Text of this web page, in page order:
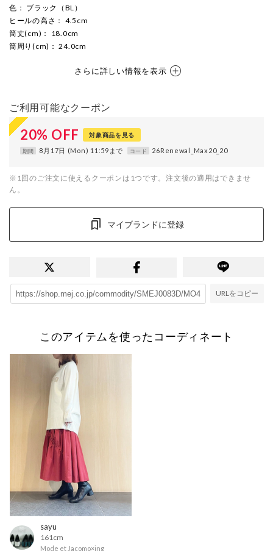
色 ： ブラック（BL）
ヒールの高さ ： 4.5cm
筒丈(cm) ： 18.0cm
筒周り(cm) ： 24.0cm
さらに詳しい情報を表示
ご利用可能なクーポン
20% OFF 対象商品を見る
期間 8月17日 (Mon) 11:59まで コード 26Renewal_Max20_20
※1回のご注文に使えるクーポンは1つです。注文後の適用はできませ
ん。
マイブランドに登録
URLをコピー
このアイテムを使ったコーディネート
sayu
161cm
Mode et Jacomo×ing